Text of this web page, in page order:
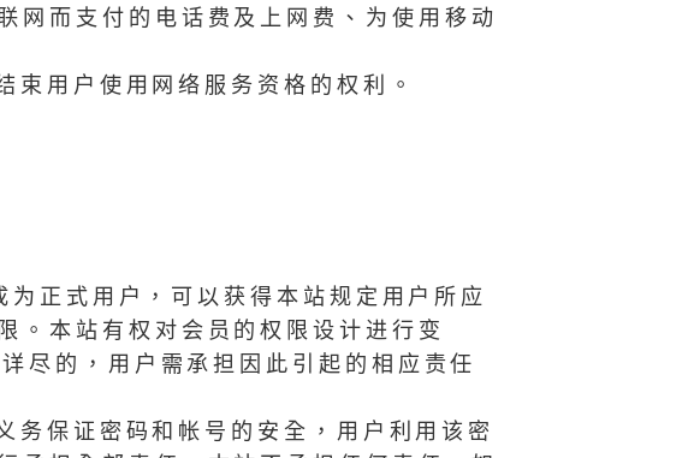
网而支付的电话费及上网费、为使用移动
用户使用网络服务资格的权利。
正式用户，可以获得本站规定用户所应
。本站有权对会员的权限设计进行变
尽的，用户需承担因此引起的相应责任
保证密码和帐号的安全，用户利用该密